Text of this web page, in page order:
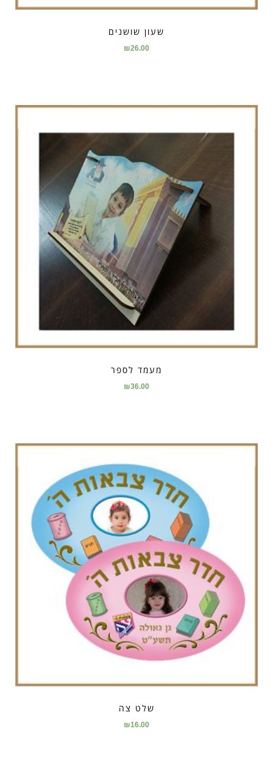
שעון שושנים
₪26.00
מעמד לספר
₪36.00
שלט צה
₪16.00